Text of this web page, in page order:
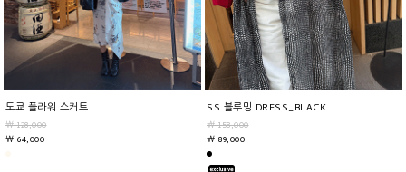
도쿄 플라워 스커트
￦ 128,000
￦ 64,000
SS 블루밍 DRESS_BLACK
￦ 158,000
￦ 89,000